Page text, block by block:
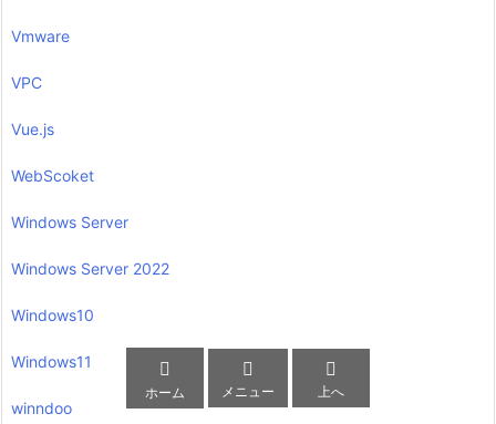
Vmware
VPC
Vue.js
WebScoket
Windows Server
Windows Server 2022
Windows10
Windows11
winndoo

ホーム

メニュー

上へ